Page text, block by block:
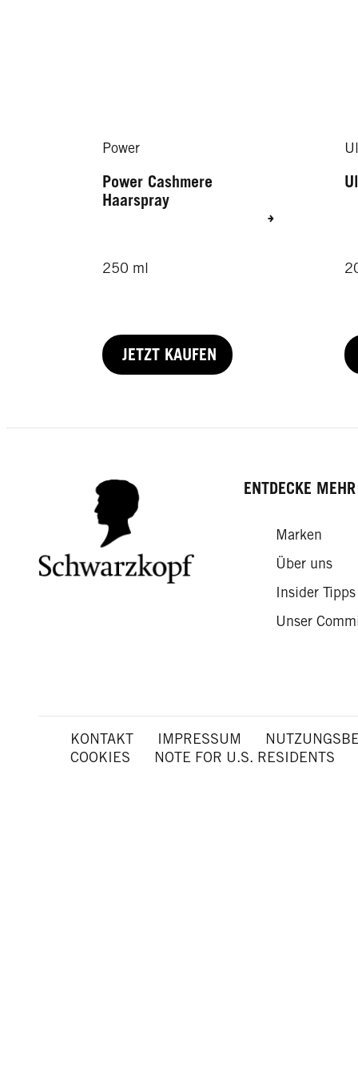
Power
Power Cashmere
Haarspray
250 ml
JETZT KAUFEN
JETZT KAUFEN ENTDECKE MEHR
Marken
Über uns
Insider Tipps
Unser
KONTAKT IMPRESSUM
COOKIES
NOTE FOR U.S. RESIDENTS